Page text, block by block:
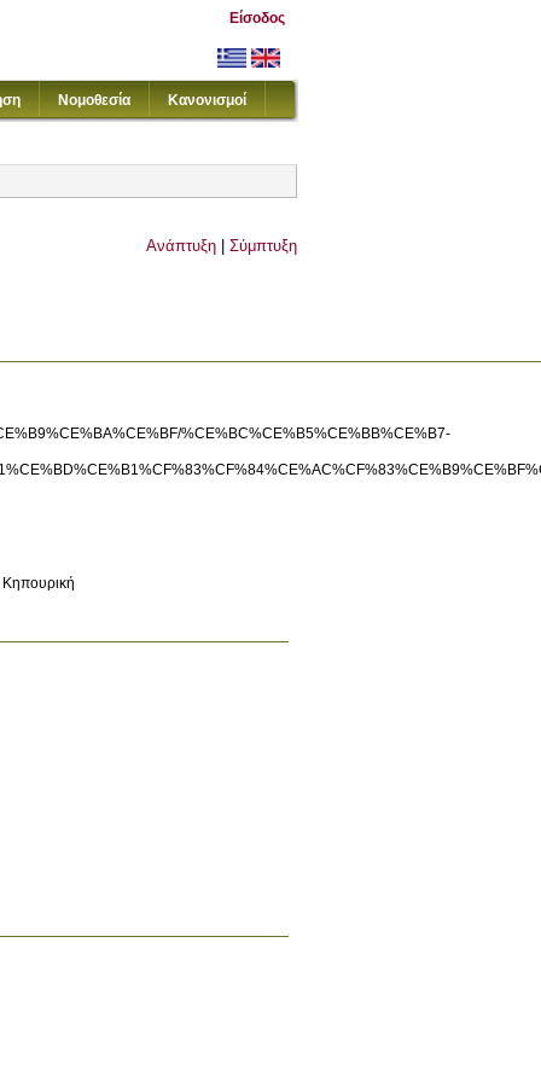
Είσοδος
Νομοθεσία Κανονισμοί
Ανάπτυξη Σύμπτυξη
%CE%BC%CE%B5%CE%BB%CE%B7-
Κηπουρική